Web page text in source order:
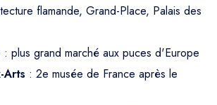
flamande, Grand-Place, Palais des
: plus grand marché aux puces d'Europe
Arts : 2e musée de France après le